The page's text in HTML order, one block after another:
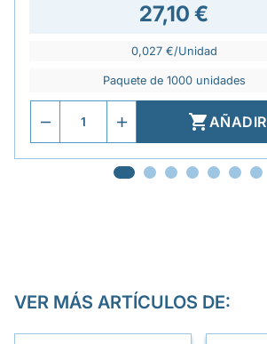
27,10 €
0,027 €/Unidad
Paquete de 1000 unidades
AÑADIR
VER MÁS ARTÍCULOS DE: